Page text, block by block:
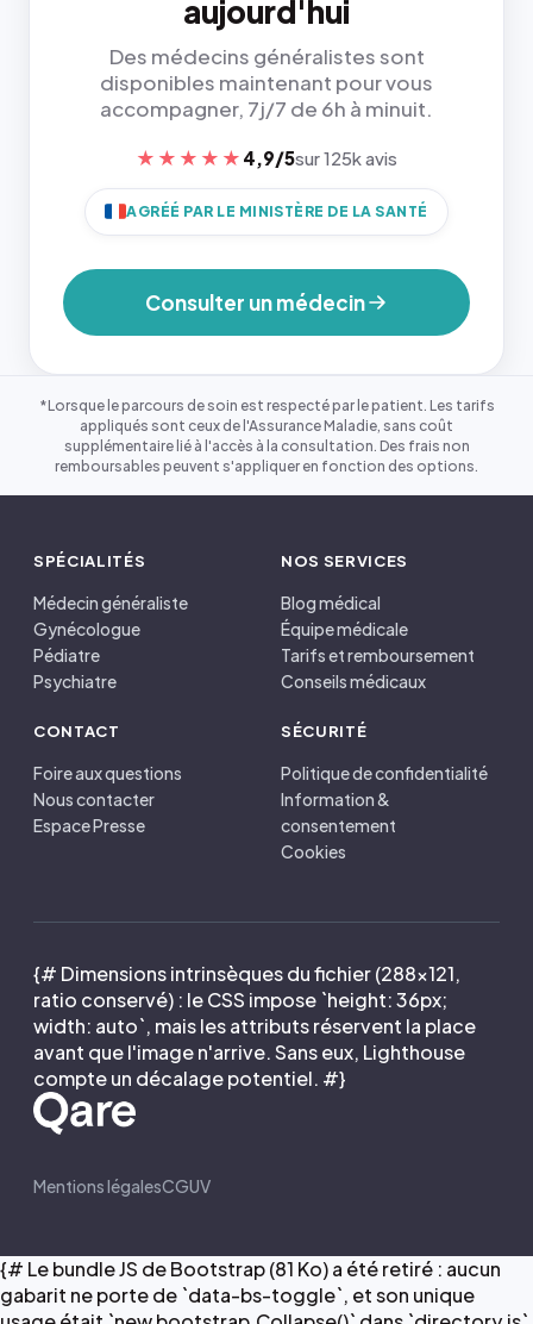
aujourd'hui
Des médecins généralistes sont
disponibles maintenant pour vous
accompagner, 7j/7 de 6h à minuit.
★★★★★ 4,9/5sur 125k avis
AGRÉÉ PAR LE MINISTÈRE DE LA SANTÉ
Consulter un médecin
*Lorsque le parcours de soin est respecté par le patient. Les tarifs
appliqués sont ceux de l'Assurance Maladie, sans coût
supplémentaire lié à l'accès à la consultation. Des frais non
remboursables peuvent s'appliquer en fonction des options.
SPÉCIALITÉS
Médecin généraliste
Gynécologue
Pédiatre
Psychiatre
NOS SERVICES
Blog médical
Équipe médicale
Tarifs et remboursement
Conseils médicaux
CONTACT
Foire aux questions
Nous contacter
Espace Presse
SÉCURITÉ
Politique de confidentialité
Information &
consentement
Cookies
{# Dimensions intrinsèques du fichier (288×121,
ratio conservé) : le CSS impose `height: 36px;
width: auto`, mais les attributs réservent la place
avant que l'image n'arrive. Sans eux, Lighthouse
compte un décalage potentiel. #}
Mentions légalesCGUV
{# Le bundle JS de Bootstrap (81 Ko) a été retiré : aucun
gabarit ne porte de `data-bs-toggle`, et son unique